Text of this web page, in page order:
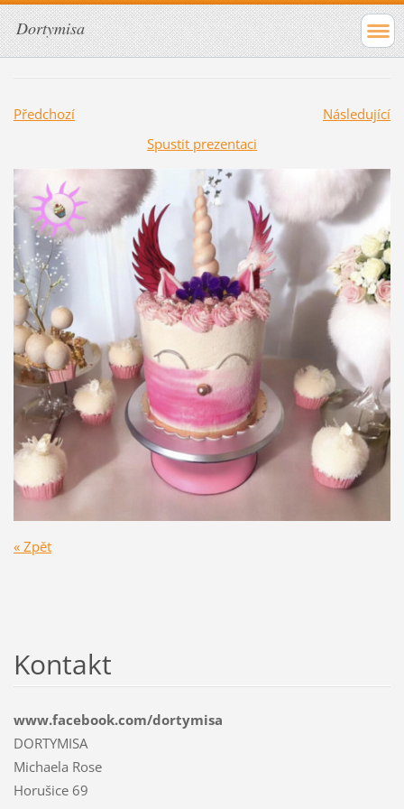
Dortymisa
Předchozí
Následující
Spustit prezentaci
« Zpět
Kontakt
www.facebook.com/dortymisa
DORTYMISA
Michaela Rose
Horušice 69